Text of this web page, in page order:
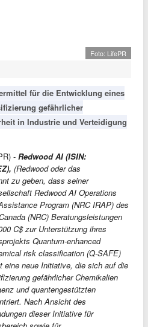
Foto: LifePR
für die Entwicklung eines
gefährlicher
in Industrie und Verteidigung
- Redwood AI (ISIN:
(Redwood oder das
zu geben, dass seiner
Redwood AI Operations
Program (NRC IRAP) des
(NRC) Beratungsleistungen
C$ zur Unterstützung ihres
Quantum-enhanced
risk classification (Q-SAFE)
eine neue Initiative, die sich auf die
gefährlicher Chemikalien
und quantengestützten
Nach Ansicht des
dieser Initiative für